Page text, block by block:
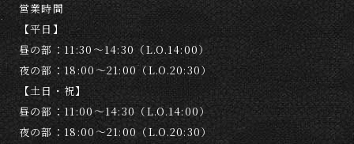
営業時間
【平日】
昼の部：11:30～14:30（L.O.14:00）
夜の部：18:00～21:00（L.O.20:30）
【土日・祝】
昼の部：11:00～14:30（L.O.14:00）
夜の部：18:00～21:00（L.O.20:30）